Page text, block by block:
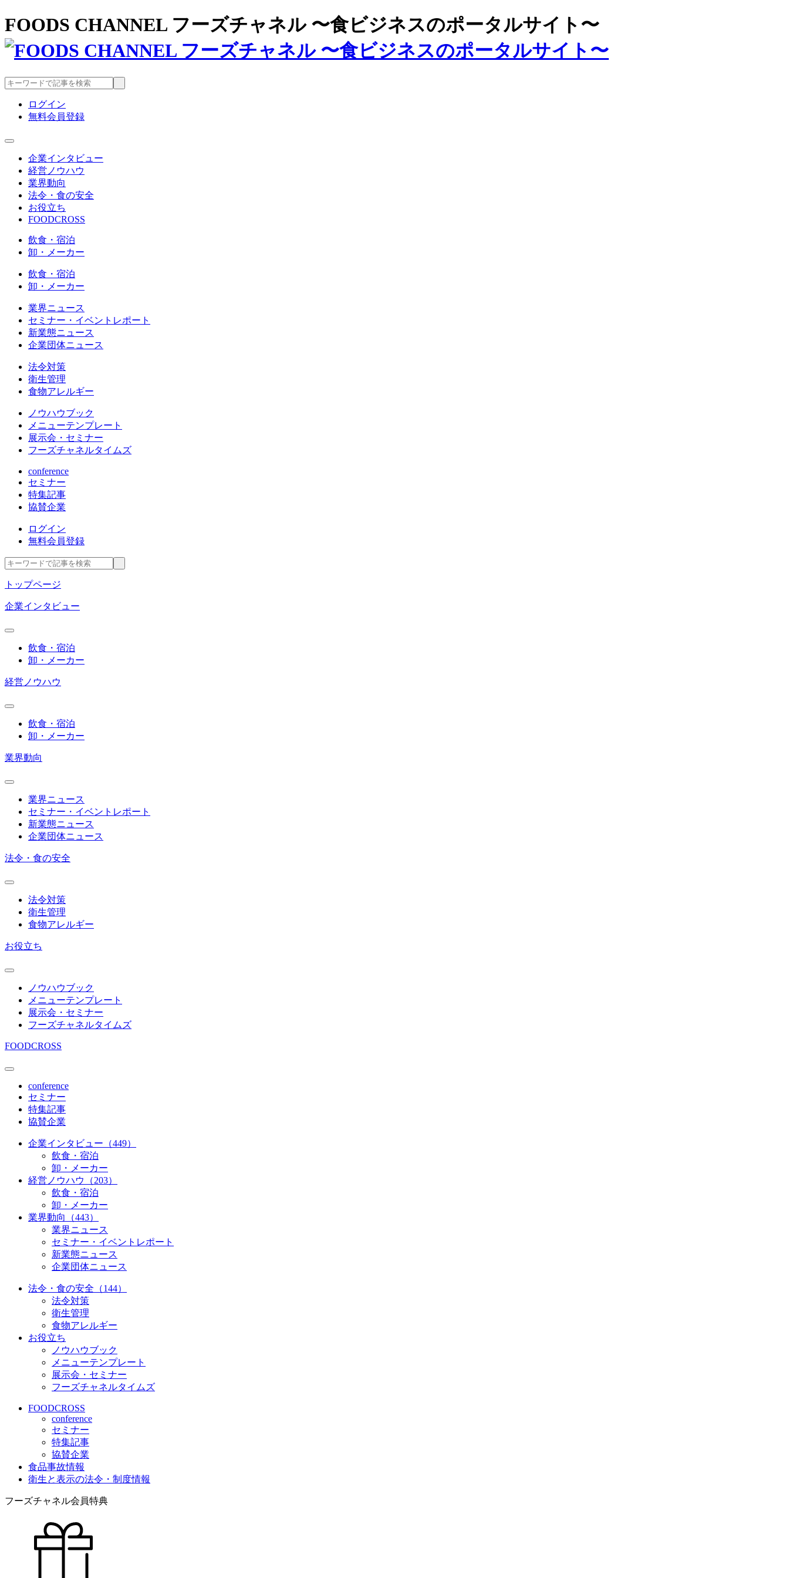
FOODS CHANNEL フーズチャネル 〜食ビジネスのポータルサイト〜
ログイン
無料会員登録
企業インタビュー
経営ノウハウ
業界動向
法令・食の安全
お役立ち
FOODCROSS
飲食・宿泊
卸・メーカー
飲食・宿泊
卸・メーカー
業界ニュース
セミナー・イベントレポート
新業態ニュース
企業団体ニュース
法令対策
衛生管理
食物アレルギー
ノウハウブック
メニューテンプレート
展示会・セミナー
フーズチャネルタイムズ
conference
セミナー
特集記事
協賛企業
ログイン
無料会員登録
トップページ
企業インタビュー
飲食・宿泊
卸・メーカー
経営ノウハウ
飲食・宿泊
卸・メーカー
業界動向
業界ニュース
セミナー・イベントレポート
新業態ニュース
企業団体ニュース
法令・食の安全
法令対策
衛生管理
食物アレルギー
お役立ち
ノウハウブック
メニューテンプレート
展示会・セミナー
フーズチャネルタイムズ
FOODCROSS
conference
セミナー
特集記事
協賛企業
企業インタビュー（449）
飲食・宿泊
卸・メーカー
経営ノウハウ（203）
飲食・宿泊
卸・メーカー
業界動向（443）
業界ニュース
セミナー・イベントレポート
新業態ニュース
企業団体ニュース
法令・食の安全（144）
法令対策
衛生管理
食物アレルギー
お役立ち
ノウハウブック
メニューテンプレート
展示会・セミナー
フーズチャネルタイムズ
FOODCROSS
conference
セミナー
特集記事
協賛企業
食品事故情報
衛生と表示の法令・制度情報
フーズチャネル会員特典